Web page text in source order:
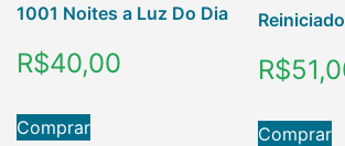
1001 Noites a Luz Do Dia
R$40,00
Comprar
R$
Comprar